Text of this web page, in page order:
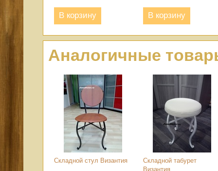
В корзину В корзину
Аналогичные
Складной стул Византия
Складной табурет
Византия